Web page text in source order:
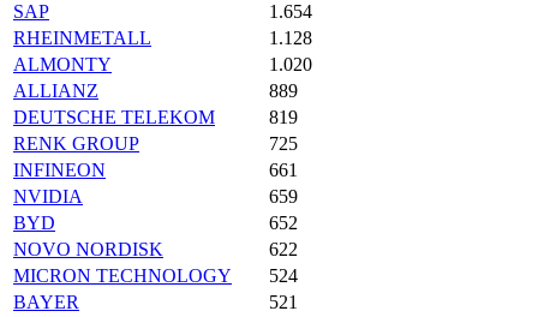
SAP
1.654
RHEINMETALL
1.128
ALMONTY
1.020
ALLIANZ
889
DEUTSCHE TELEKOM
819
RENK GROUP
725
INFINEON
661
NVIDIA
659
BYD
652
NOVO NORDISK
622
MICRON TECHNOLOGY
524
BAYER
521